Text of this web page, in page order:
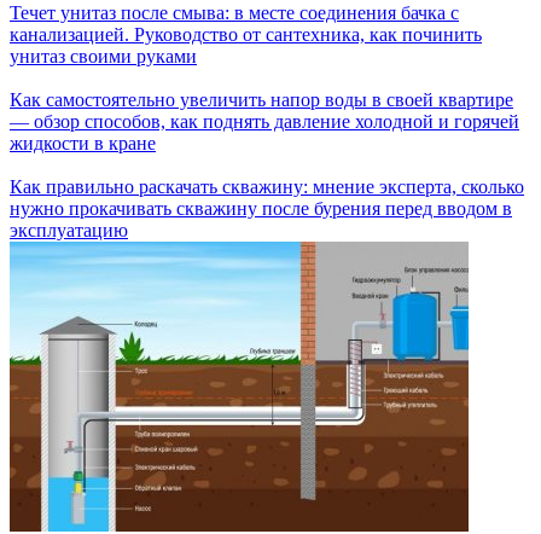
Течет унитаз после смыва: в месте соединения бачка с
канализацией. Руководство от сантехника, как починить
унитаз своими руками
Как самостоятельно увеличить напор воды в своей квартире
— обзор способов, как поднять давление холодной и горячей
жидкости в кране
Как правильно раскачать скважину: мнение эксперта, сколько
нужно прокачивать скважину после бурения перед вводом в
эксплуатацию